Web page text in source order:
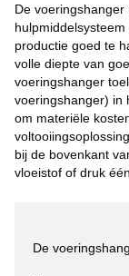
De
productie goed te
volle diepte van
voeringshanger
voeringshanger) in
om materiële
bij de bovenkant
vloeistof of druk
De